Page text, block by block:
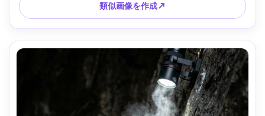
類似画像を作成↗